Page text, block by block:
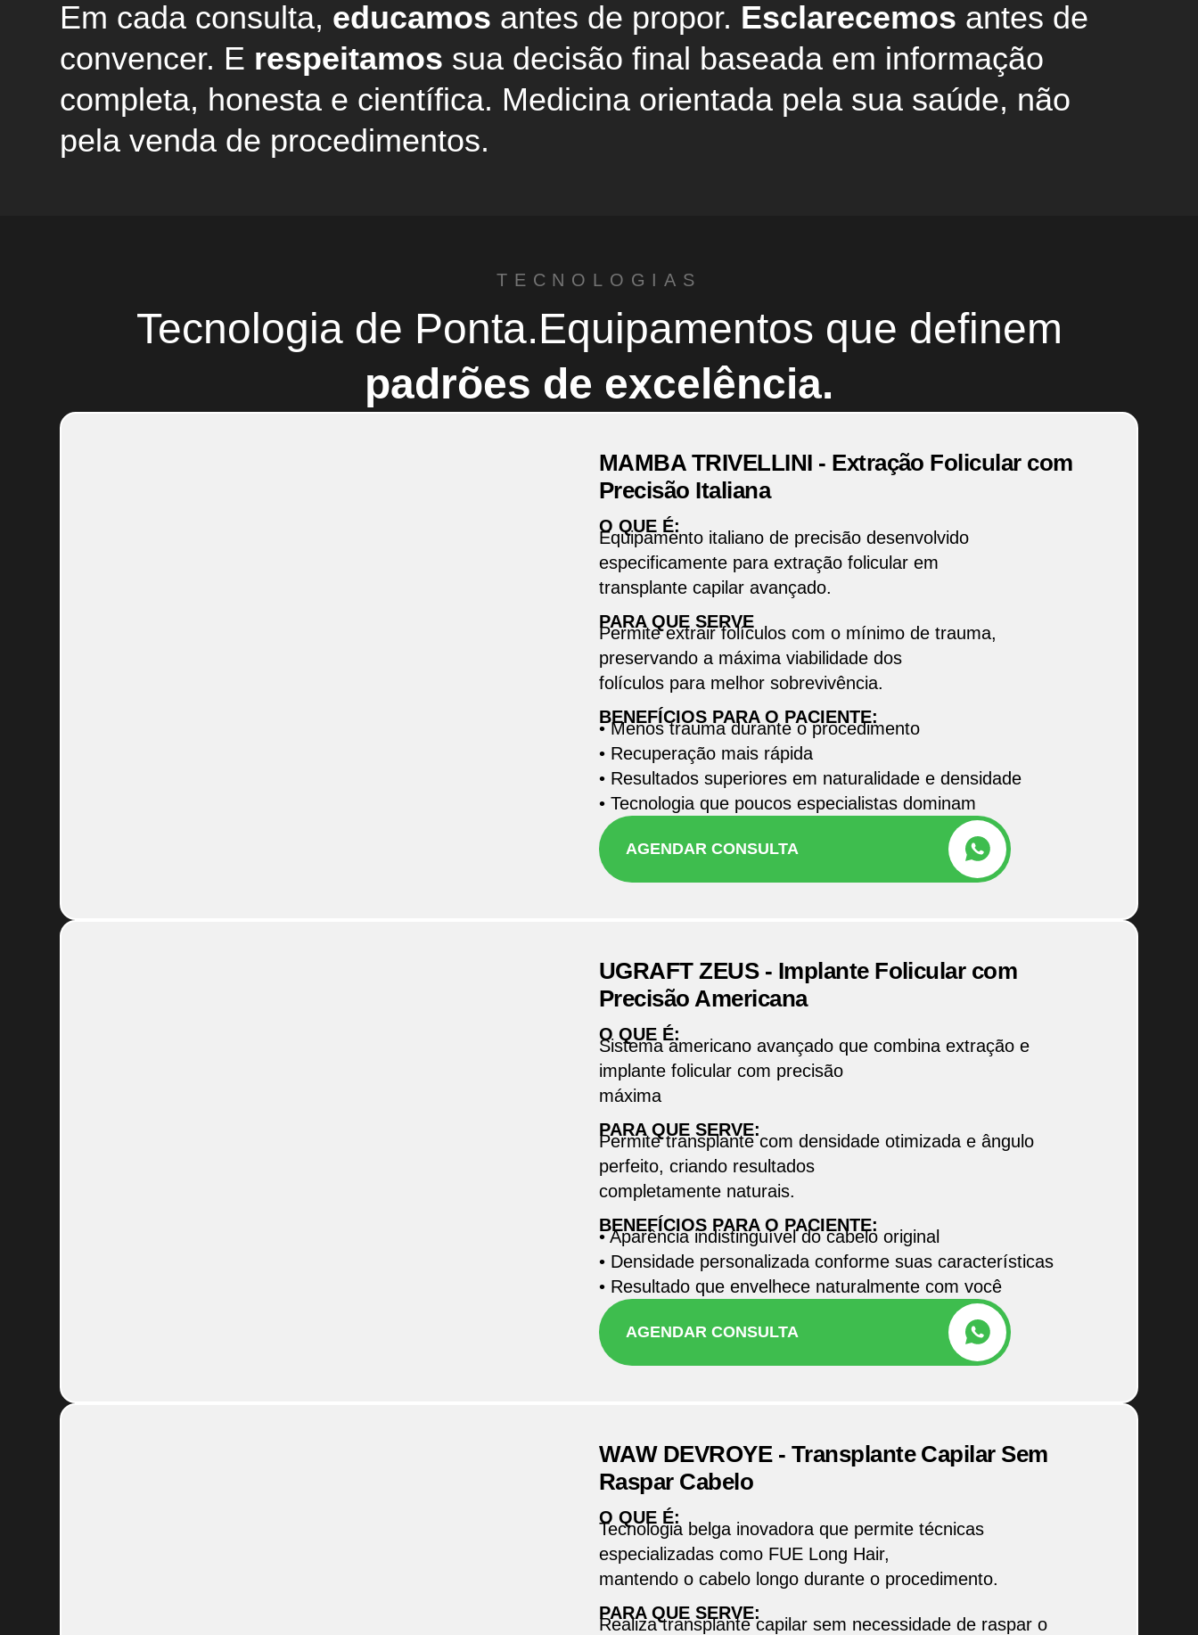
Em cada consulta, educamos antes de propor. Esclarecemos antes de
convencer. E respeitamos sua decisão final baseada em informação
completa, honesta e científica. Medicina orientada pela sua saúde, não
pela venda de procedimentos.
TECNOLOGIAS
Tecnologia de Ponta.Equipamentos que definem
padrões de excelência.
MAMBA TRIVELLINI - Extração Folicular com
Precisão Italiana
O QUE É:
Equipamento italiano de precisão desenvolvido
especificamente para extração folicular em
transplante capilar avançado.
PARA QUE SERVE
Permite extrair folículos com o mínimo de trauma,
preservando a máxima viabilidade dos
folículos para melhor sobrevivência.
BENEFÍCIOS PARA O PACIENTE:
• Menos trauma durante o procedimento
• Recuperação mais rápida
• Resultados superiores em naturalidade e densidade
• Tecnologia que poucos especialistas dominam
AGENDAR CONSULTA
UGRAFT ZEUS - Implante Folicular com
Precisão Americana
O QUE É:
Sistema americano avançado que combina extração e
implante folicular com precisão
máxima
PARA QUE SERVE:
Permite transplante com densidade otimizada e ângulo
perfeito, criando resultados
completamente naturais.
BENEFÍCIOS PARA O PACIENTE:
• Aparência indistinguível do cabelo original
• Densidade personalizada conforme suas características
• Resultado que envelhece naturalmente com você
AGENDAR CONSULTA
WAW DEVROYE - Transplante Capilar Sem
Raspar Cabelo
O QUE É:
Tecnologia belga inovadora que permite técnicas
especializadas como FUE Long Hair,
mantendo o cabelo longo durante o procedimento.
PARA QUE SERVE:
Realiza transplante capilar sem necessidade de raspar o